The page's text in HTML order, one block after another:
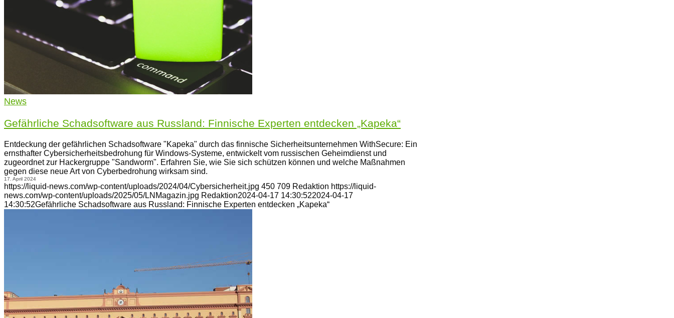
News
Gefährliche Schadsoftware aus Russland: Finnische Experten entdecken „Kapeka“
Entdeckung der gefährlichen Schadsoftware "Kapeka" durch das finnische Sicherheitsunternehmen WithSecure: Ein
ernsthafter Cybersicherheitsbedrohung für Windows-Systeme, entwickelt vom russischen Geheimdienst und
zugeordnet zur Hackergruppe "Sandworm". Erfahren Sie, wie Sie sich schützen können und welche Maßnahmen
gegen diese neue Art von Cyberbedrohung wirksam sind.
17. April 2024
https://liquid-news.com/wp-content/uploads/2024/04/Cybersicherheit.jpg 450 709 Redaktion https://liquid-
news.com/wp-content/uploads/2025/05/LNMagazin.jpg Redaktion2024-04-17 14:30:522024-04-17
14:30:52Gefährliche Schadsoftware aus Russland: Finnische Experten entdecken „Kapeka“